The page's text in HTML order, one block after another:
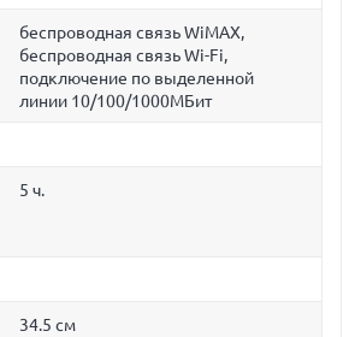
беспроводная связь WiMAX,
беспроводная связь Wi-Fi,
подключение по выделенной
линии 10/100/1000МБит
5 ч.
34.5 см